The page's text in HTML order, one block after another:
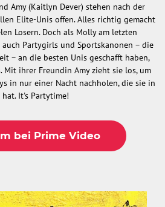
Amy (Kaitlyn Dever) stehen nach der
Elite-Unis offen. Alles richtig gemacht
Losern. Doch als Molly am letzten
Partygirls und Sportskanonen – die
– an die besten Unis geschafft haben,
Mit ihrer Freundin Amy zieht sie los, um
in nur einer Nacht nachholen, die sie in
It's Partytime!
bei Prime Video